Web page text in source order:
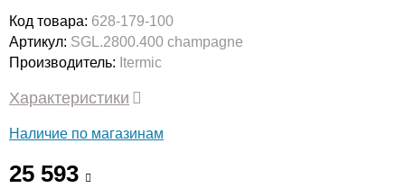
Код товара: 628-179-100
Артикул: SGL.2800.400 champagne
Производитель: Itermic
Характеристики
Наличие по магазинам
25 593